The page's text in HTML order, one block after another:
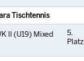
Tischtennis
II (U19) Mixed
5.
Platz